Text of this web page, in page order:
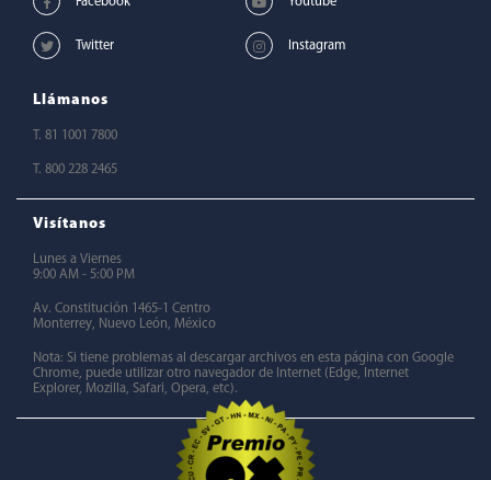
Llámanos
T. 81 1001 7800
T. 800 228 2465
Visítanos
Lunes a Viernes
9:00 AM - 5:00 PM
Av. Constitución 1465-1 Centro
Monterrey, Nuevo León, México
Nota: Si tiene problemas al descargar archivos en esta página con Google
Chrome, puede utilizar otro navegador de Internet (Edge, Internet
Explorer, Mozilla, Safari, Opera, etc).